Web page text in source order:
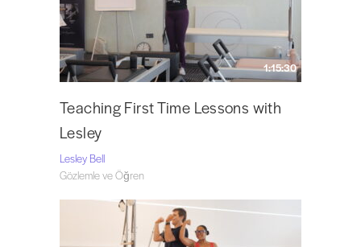
1:15:30
Teaching First Time Lessons with
Lesley
Lesley Bell
Gözlemle ve Öğren